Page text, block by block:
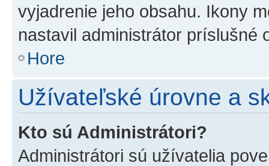
vyjadrenie jeho obsahu. Ikony
nastavil administrátor príslušné
Hore
Užívateľské úrovne a
Kto sú Administrátori?
Administrátori sú užívatelia